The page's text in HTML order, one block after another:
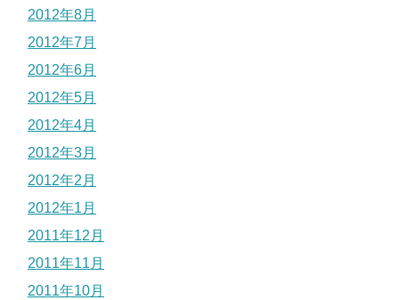
2012年8月
2012年7月
2012年6月
2012年5月
2012年4月
2012年3月
2012年2月
2012年1月
2011年12月
2011年11月
2011年10月